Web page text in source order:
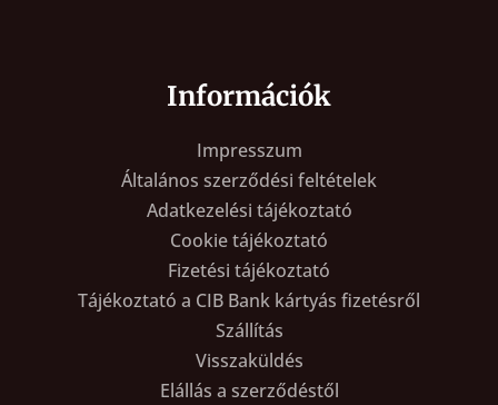
Információk
Impresszum
Általános szerződési feltételek
Adatkezelési tájékoztató
Cookie tájékoztató
Fizetési tájékoztató
Tájékoztató a CIB Bank kártyás fizetésről
Szállítás
Visszaküldés
Elállás a szerződéstől